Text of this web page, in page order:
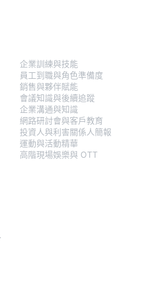
企業訓練與技能
員工到職與角色準備度
銷售與夥伴賦能
會議知識與後續追蹤
企業溝通與知識
網路研討會與客戶教育
投資人與利害關係人簡報
運動與活動精華
高階現場娛樂與 OTT